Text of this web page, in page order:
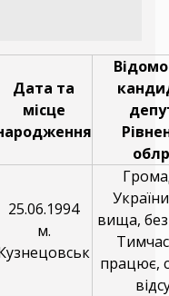
Дата та
місце
25.06.1994
м.
вища,
працює,